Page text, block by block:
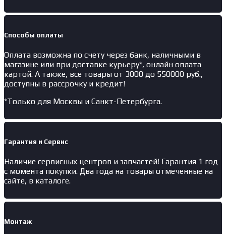
Способы оплаты
Оплата возможна по счету через банк, наличными в
магазине или при доставке курьеру*, онлайн оплата
картой. А также, все товары от 3000 до 550000 руб.,
доступны в рассрочку и кредит!
*Только для Москвы и Санкт-Петербурга.
Гарантия и Сервис
Наличие сервисных центров и запчастей! Гарантия 1 год
с момента покупки. Два года на товары отмеченные на
сайте, в каталоге.
Монтаж